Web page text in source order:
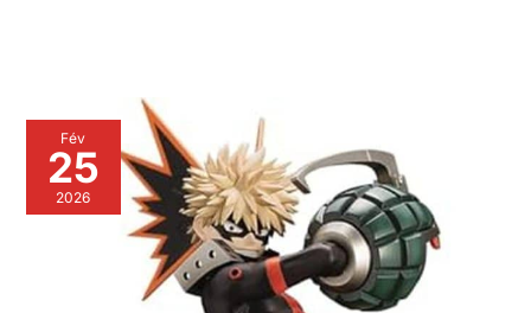
Fév
25
2026
Avis
sur
la
statue
My
Academia: